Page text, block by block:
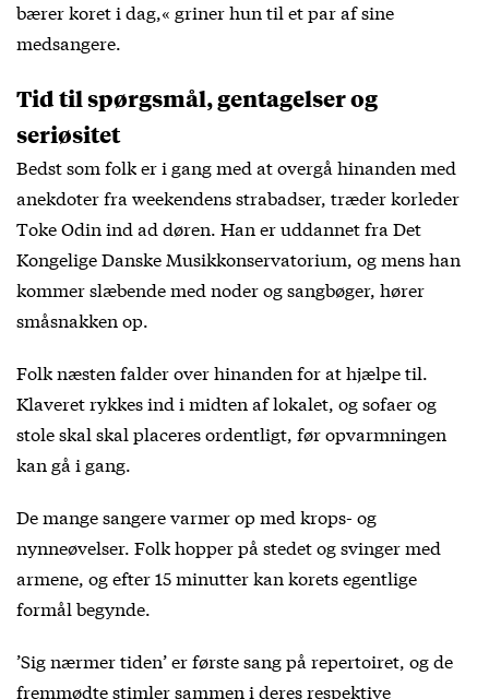
bærer koret i dag,« griner hun til et par af sine
medsangere.
Tid til spørgsmål, gentagelser og
seriøsitet
Bedst som folk er i gang med at overgå hinanden med
anekdoter fra weekendens strabadser, træder korleder
Toke Odin ind ad døren. Han er uddannet fra Det
Kongelige Danske Musikkonservatorium, og mens han
kommer slæbende med noder og sangbøger, hører
småsnakken op.
Folk næsten falder over hinanden for at hjælpe til.
Klaveret rykkes ind i midten af lokalet, og sofaer og
stole skal skal placeres ordentligt, før opvarmningen
kan gå i gang.
De mange sangere varmer op med krops- og
nynneøvelser. Folk hopper på stedet og svinger med
armene, og efter 15 minutter kan korets egentlige
formål begynde.
’Sig nærmer tiden’ er første sang på repertoiret, og de
fremmødte stimler sammen i deres respektive